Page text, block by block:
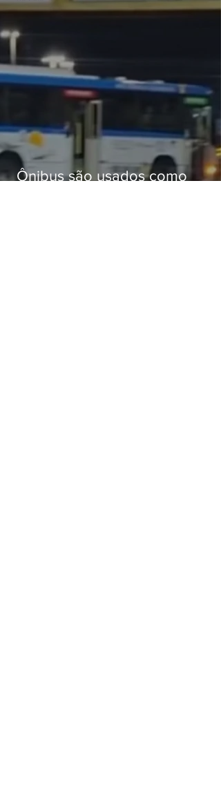
Ônibus são usados como